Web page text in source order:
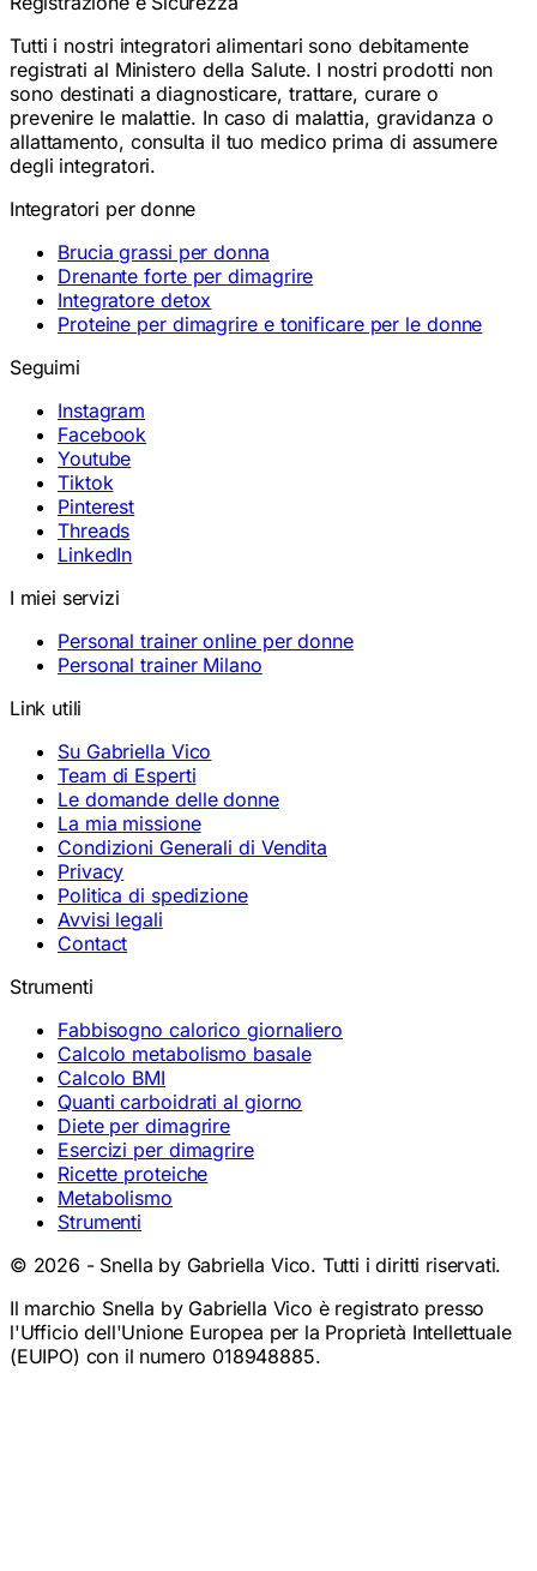
Tutti i nostri integratori alimentari sono debitamente
registrati al Ministero della Salute. I nostri prodotti non
sono destinati a diagnosticare, trattare, curare o
prevenire le malattie. In caso di malattia, gravidanza o
allattamento, consulta il tuo medico prima di assumere
degli integratori.
Integratori per donne
Brucia grassi per donna
Drenante forte per dimagrire
Integratore detox
Proteine per dimagrire e tonificare per le donne
Seguimi
Instagram
Facebook
Youtube
Tiktok
Pinterest
Threads
LinkedIn
I miei servizi
Personal trainer online per donne
Personal trainer Milano
Link utili
Su Gabriella Vico
Team di Esperti
Le domande delle donne
La mia missione
Condizioni Generali di Vendita
Privacy
Politica di spedizione
Avvisi legali
Contact
Strumenti
Fabbisogno calorico giornaliero
Calcolo metabolismo basale
Calcolo BMI
Quanti carboidrati al giorno
Diete per dimagrire
Esercizi per dimagrire
Ricette proteiche
Metabolismo
Strumenti
© 2026 - Snella by Gabriella Vico. Tutti i diritti riservati.
Il marchio Snella by Gabriella Vico è registrato presso
l'Ufficio dell'Unione Europea per la Proprietà Intellettuale
(EUIPO) con il numero 018948885.